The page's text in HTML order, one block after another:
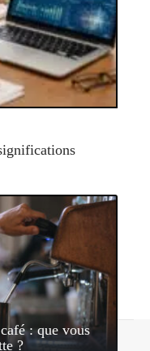
: que vous
? Sitemap